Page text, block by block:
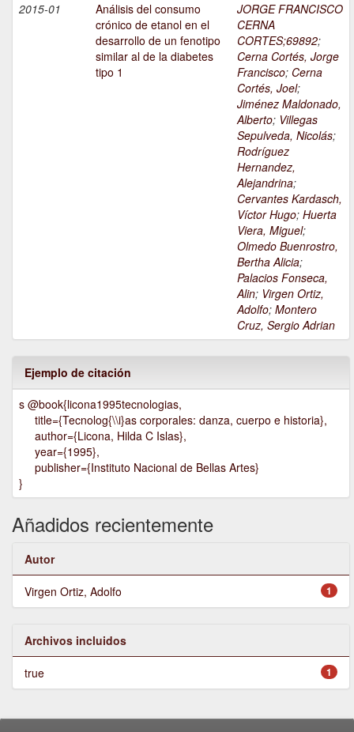
2015-01
Análisis del consumo
crónico de etanol en el
desarrollo de un fenotipo
similar al de la diabetes
tipo 1
JORGE FRANCISCO
CERNA
CORTES;69892;
Cerna Cortés, Jorge
Francisco; Cerna
Cortés, Joel;
Jiménez Maldonado,
Alberto; Villegas
Sepulveda, Nicolás;
Rodríguez
Hernandez,
Alejandrina;
Cervantes Kardasch,
Víctor Hugo; Huerta
Viera, Miguel;
Olmedo Buenrostro,
Bertha Alicia;
Palacios Fonseca,
Alin; Virgen Ortiz,
Adolfo; Montero
Cruz, Sergio Adrian
Ejemplo de citación
s @book{licona1995tecnologias,
title={Tecnolog{\\i}as corporales: danza, cuerpo e historia},
author={Licona, Hilda C Islas},
year={1995},
publisher={Instituto Nacional de Bellas Artes}
}
Añadidos recientemente
Autor
1
Virgen Ortiz, Adolfo
Archivos incluidos
1
true